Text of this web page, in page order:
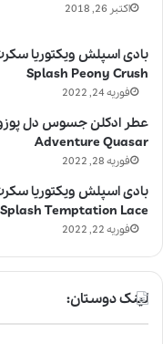
اکتبر 26, 2018
Splash Peony Crush
فوریه 24, 2022
Adventure Quasar
فوریه 28, 2022
Temptation Lace
فوریه 22, 2022
لینک دوستان: